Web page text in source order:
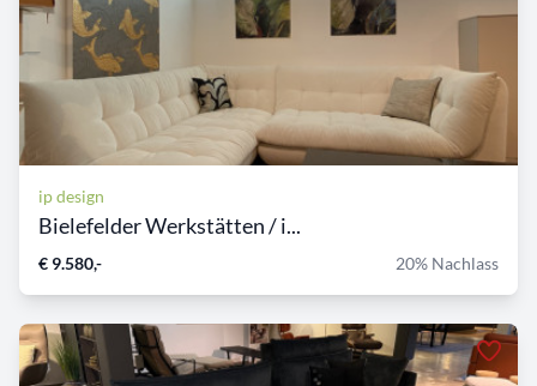
ip design
Bielefelder Werkstätten / i...
€ 9.580,- 20% Nachlass